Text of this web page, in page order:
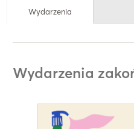
Wydarzenia
Wydarzenia